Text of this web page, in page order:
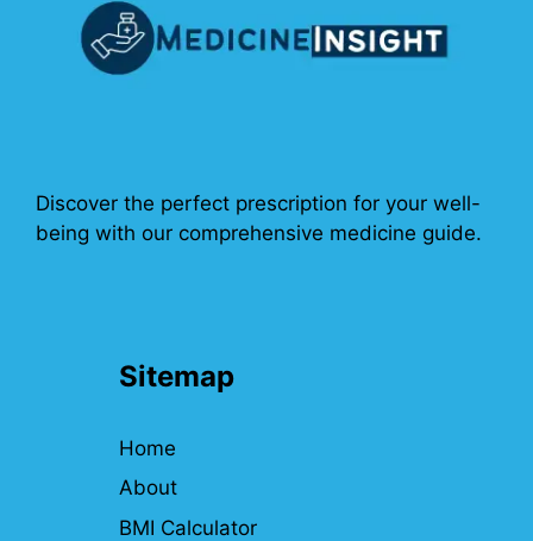
Discover the perfect prescription for your well-
being with our comprehensive medicine guide.
Sitemap
Home
About
BMI Calculator